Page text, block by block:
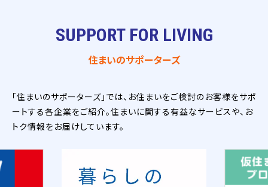
SUPPORT FOR LIVING
住まいのサポーターズ
「住まいのサポーターズ」では、お住まいをご検討のお客様をサポ
ートする各企業をご紹介。住まいに関する有益なサービスや、お
トク情報をお届けしています。